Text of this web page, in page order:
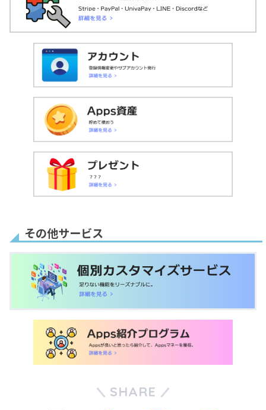
その他サービス
SHARE